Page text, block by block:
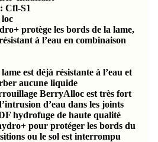
Cfl-S1
loc
protège les bords de la lame,
à l’eau en combinaison
est déjà résistante à l’eau et
aucune liquide
BerryAlloc est très fort
d’eau dans les joints
hydrofuge de haute qualité
pour protéger les bords du
ou le sol est interrompu